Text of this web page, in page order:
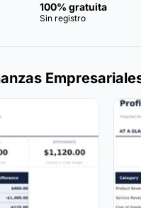
100% gratuita
Sin registro